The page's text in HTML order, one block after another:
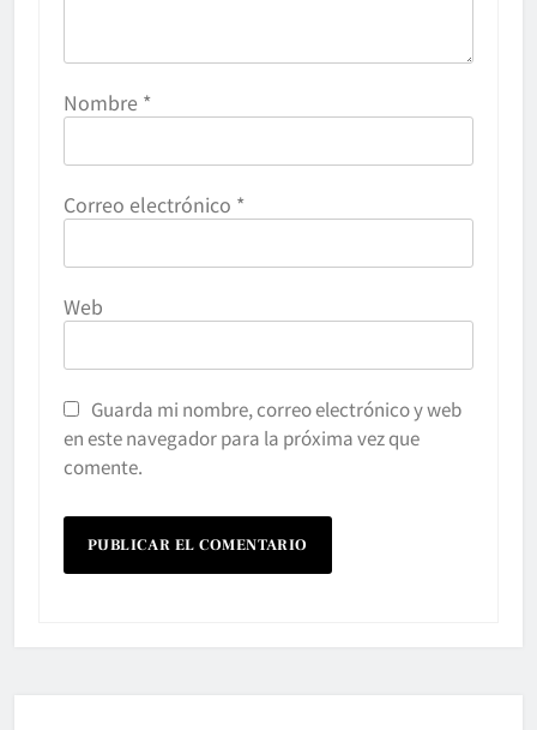
Nombre *
Correo electrónico *
Web
Guarda mi nombre, correo electrónico y web
en este navegador para la próxima vez que
comente.